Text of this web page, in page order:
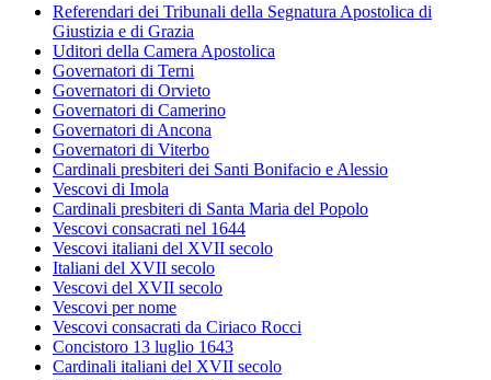
Referendari dei Tribunali della Segnatura Apostolica di
Giustizia e di Grazia
Uditori della Camera Apostolica
Governatori di Terni
Governatori di Orvieto
Governatori di Camerino
Governatori di Ancona
Governatori di Viterbo
Cardinali presbiteri dei Santi Bonifacio e Alessio
Vescovi di Imola
Cardinali presbiteri di Santa Maria del Popolo
Vescovi consacrati nel 1644
Vescovi italiani del XVII secolo
Italiani del XVII secolo
Vescovi del XVII secolo
Vescovi per nome
Vescovi consacrati da Ciriaco Rocci
Concistoro 13 luglio 1643
Cardinali italiani del XVII secolo